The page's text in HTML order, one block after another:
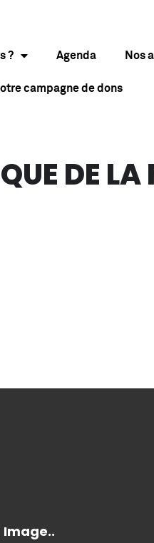
? Agenda Nos
campagne de dons
DE